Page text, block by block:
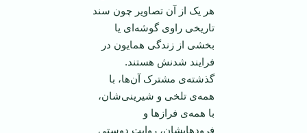
هر يک از آن تصاوير چون سند
تاریخی راوی گوشه‌ای یا
بخشی از زندگی همایون در
فرایند شدنش هستند.
گذشته‌ی مشترک آن‌ها، با
همه‌ی تلخی و شیرینی‌شان،
با همه‌ی فرازها و
فرودهایشان، روایت دوستی